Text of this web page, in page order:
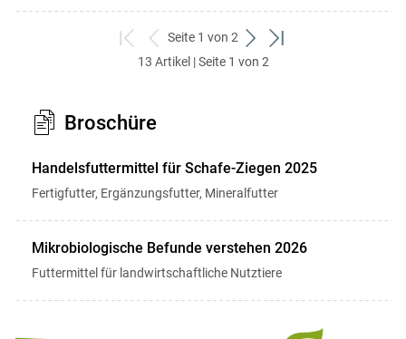
zum
ersten
zurück
zum
Seite 1 von 2
weiter
zum
zum
13 Artikel | Seite 1 von 2
Broschüre
Handelsfuttermittel für Schafe-Ziegen 2025
Fertigfutter, Ergänzungsfutter, Mineralfutter
Mikrobiologische Befunde verstehen 2026
Futtermittel für landwirtschaftliche Nutztiere